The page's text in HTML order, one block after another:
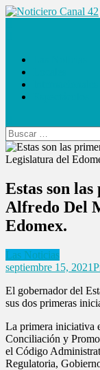
Saltar
Buscar:
Estas son
Alfredo Del
Edomex.
Las Noticias
septiembre 15, 2021
El gobernador del
sus dos primeras
La primera iniciativa
Conciliación y
el Código
Regulatoria,